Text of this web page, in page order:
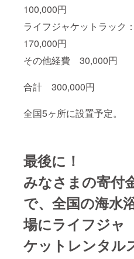
100,000円
ライフジャケットラック：
170,000円
その他経費 30,000円
合計 300,000円
全国5ヶ所に設置予定。
最後に！
みなさまの寄付
で、全国の海水
場にライフジャ
ケットレンタル